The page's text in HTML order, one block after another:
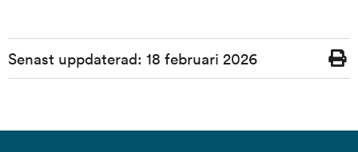
Sidinformation
Senast uppdaterad: 18 februari 2026
Skriv
ut